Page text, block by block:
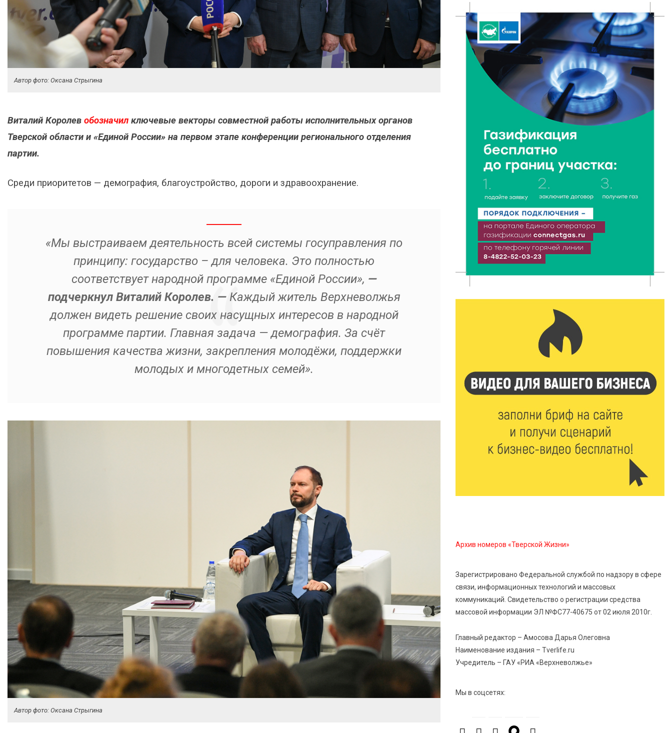
Автор фото: Оксана Стрыгина
Виталий Королев обозначил ключевые векторы совместной работы исполнительных органов
Тверской области и «Единой России» на первом этапе конференции регионального отделения
партии.
Среди приоритетов — демография, благоустройство, дороги и здравоохранение.
«Мы выстраиваем деятельность всей системы госуправления по
принципу: государство – для человека. Это полностью
соответствует народной программе «Единой России», —
подчеркнул Виталий Королев. —Каждый житель Верхневолжья
должен видеть решение своих насущных интересов в народной
программе партии. Главная задача — демография. За счёт
повышения качества жизни, закрепления молодёжи, поддержки
молодых и многодетных семей».
Автор фото: Оксана Стрыгина
6 Авг 2026 20:01
Тверские школьники покорили Дальний Восток:
итоги смены в ВДЦ «Океан»
6 Авг 2026 19:01 477
Забота о пациентах и врачах: в ГКБ №7 стало ещё
6 Авг 2026 18:18 349
Большие деньги для большой модернизации
тверских заводов
6 Авг 2026 18:01
состояние СШОР по гребле в Твери
6 Авг 2026 17:01 322
День рождения Светофора: в детском саду № 6
6 Авг 2026 16:41 495
В Твери пройдёт дополнительный день приёма в
281
кешбэка создает волны спроса
Тверские «Романтики» покорили Витебск своей
хореографией
Калининские футболисты представят Тверскую
область на всероссийском марафоне «Земля
спорта»
Голубев проверил школы и детсады Зубцова к 1
6 Авг 2026 14:55
Архив номеров «Тверской Жизни»
Зарегистрировано Федеральной службой по надзору в сфере
связи, информационных технологий и массовых
коммуникаций. Свидетельство о регистрации средства
массовой информации ЭЛ №ФС77-40675 от 02 июля 2010г.
Главный редактор – Амосова Дарья Олеговна
Наименование издания – Tverlife.ru
Учредитель – ГАУ «РИА «Верхневолжье»
Мы в соцсетях: